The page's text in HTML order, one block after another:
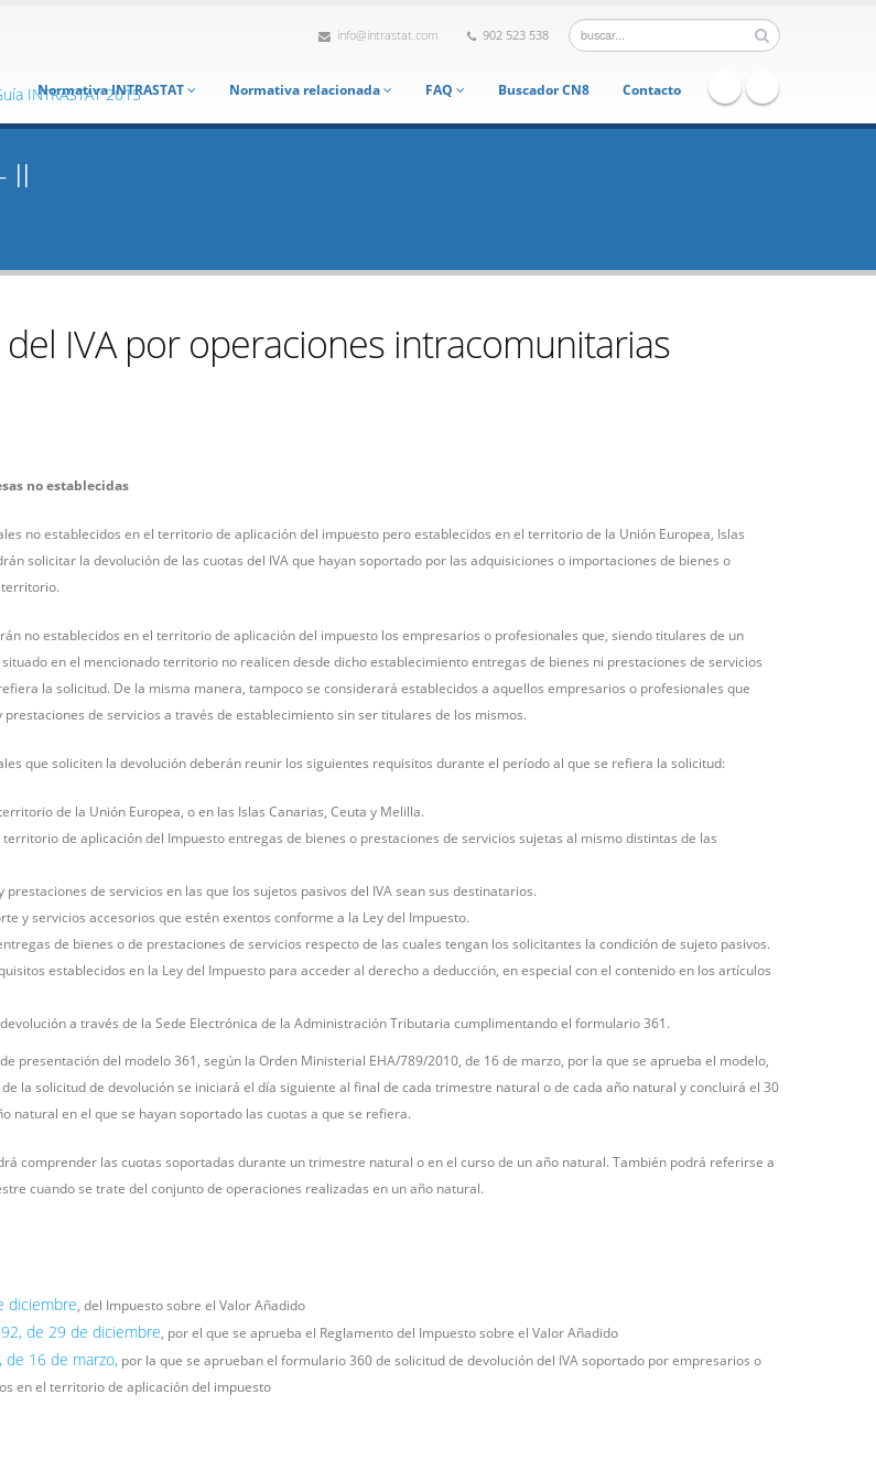
info@intrastat.com 902 523 538
Normativa INTRASTAT Normativa relacionada FAQ Buscador CN8 Contacto
II
IVA por operaciones intracomunitarias
no establecidas
no establecidos en el territorio de aplicación del impuesto pero establecidos en el territorio de la Unión Europea, Islas
solicitar la devolución de las cuotas del IVA que hayan soportado por las adquisiciones o importaciones de bienes o
no establecidos en el territorio de aplicación del impuesto los empresarios o profesionales que, siendo titulares de un
en el mencionado territorio no realicen desde dicho establecimiento entregas de bienes ni prestaciones de servicios
la solicitud. De la misma manera, tampoco se considerará establecidos a aquellos empresarios o profesionales que
de servicios a través de establecimiento sin ser titulares de los mismos.
que soliciten la devolución deberán reunir los siguientes requisitos durante el período al que se refiera la solicitud:
de la Unión Europea, o en las Islas Canarias, Ceuta y Melilla.
de aplicación del Impuesto entregas de bienes o prestaciones de servicios sujetas al mismo distintas de las
prestaciones de servicios en las que los sujetos pasivos del IVA sean sus destinatarios.
y servicios accesorios que estén exentos conforme a la Ley del Impuesto.
de bienes o de prestaciones de servicios respecto de las cuales tengan los solicitantes la condición de sujeto pasivos.
establecidos en la Ley del Impuesto para acceder al derecho a deducción, en especial con el contenido en los artículos
a través de la Sede Electrónica de la Administración Tributaria cumplimentando el formulario 361.
presentación del modelo 361, según la Orden Ministerial EHA/789/2010, de 16 de marzo, por la que se aprueba el modelo,
la solicitud de devolución se iniciará el día siguiente al final de cada trimestre natural o de cada año natural y concluirá el 30
natural en el que se hayan soportado las cuotas a que se refiera.
comprender las cuotas soportadas durante un trimestre natural o en el curso de un año natural. También podrá referirse a
cuando se trate del conjunto de operaciones realizadas en un año natural.
diciembre, del Impuesto sobre el Valor Añadido
de 29 de diciembre, por el que se aprueba el Reglamento del Impuesto sobre el Valor Añadido
16 de marzo, por la que se aprueban el formulario 360 de solicitud de devolución del IVA soportado por empresarios o
en el territorio de aplicación del impuesto